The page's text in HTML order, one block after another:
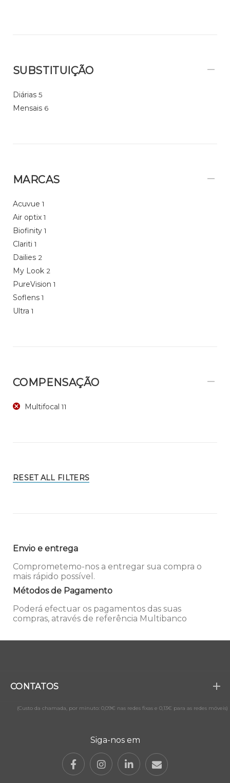
SUBSTITUIÇÃO
Diárias 5
Mensais 6
MARCAS
Acuvue 1
Air optix 1
Biofinity 1
Clariti 1
Dailies 2
My Look 2
PureVision 1
Soflens 1
Ultra 1
COMPENSAÇÃO
Multifocal 11
RESET ALL FILTERS
Envio e entrega
Comprometemo-nos a entregar sua compra o
mais rápido possível.
Métodos de Pagamento
Poderá efectuar os pagamentos das suas
compras, através de referência Multibanco
CONTATOS
(Custo da chamada, por minuto: 0,09€ nas redes fixas e 0,13€ para as redes móveis)
Siga-nos em